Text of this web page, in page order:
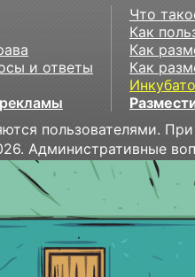
и ответы
Что
Как
Как
Как
пользователями.
Административные